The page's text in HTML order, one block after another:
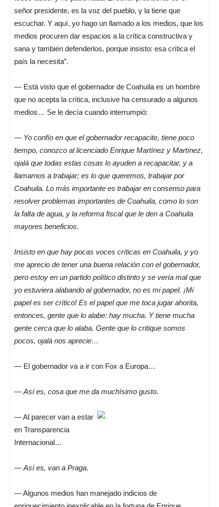
señor presidente, es la voz del pueblo, y la tiene que
escuchar. Y aquí, yo hago un llamado a los medios, que los
medios procuren dar espacios a la crítica constructiva y
sana y también defenderlos, porque insisto: esa crítica el
país la necesita”.
— Está visto que el gobernador de Coahuila es un hombre
que no acepta la crítica, inclusive ha censurado a algunos
medios… Se le decía cuando interrumpió:
— Yo confío en que el gobernador recapacite, tiene poco
tiempo, conozco al licenciado Enrique Martínez y Martínez,
ojalá que todas estas cosas lo ayuden a recapacitar, y a
llamarnos a trabajar; es lo que queremos, trabajar por
Coahuila. Lo más importante es trabajar en consenso para
resolver problemas importantes de Coahuila, como lo son
la falta de agua, y la reforma fiscal que le den a Coahuila
mayores beneficios.
Insisto en que hay pocas voces críticas en Coahuila, y yo
me aprecio de tener una buena relación con el gobernador,
pero estoy en un partido político distinto y se vería mal que
yo estuviera alabando al gobernador, no es mi papel. ¡Mi
papel es ser crítico! Es el papel que me toca jugar ahorita,
entonces, gente que lo alabe: hay mucha. Y tiene mucha
gente cerca que lo alaba. Gente que lo critique somos
pocos, ojalá nos aprecie…
— El gobernador va a ir con Fox a Europa…
— Así es, cosa que me da muchísimo gusto.
— Al parecer van a estar
en Transparencia
Internacional…
— Así es, van a Praga.
— Algunos medios han manejado indicios de